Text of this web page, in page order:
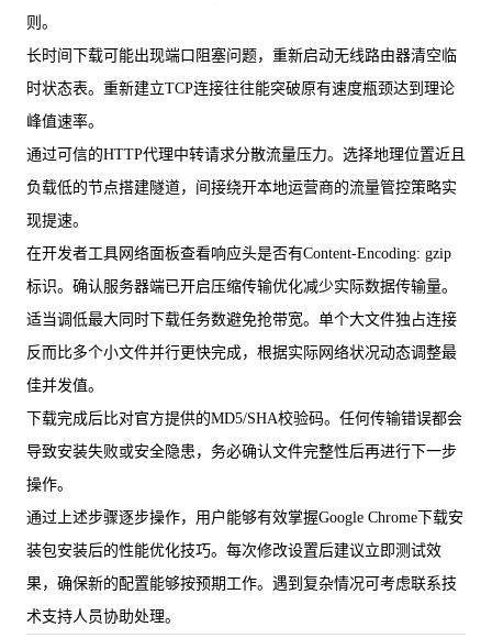
则。
长时间下载可能出现端口阻塞问题，重新启动无线路由器清空临
时状态表。重新建立TCP连接往往能突破原有速度瓶颈达到理论
峰值速率。
通过可信的HTTP代理中转请求分散流量压力。选择地理位置近且
负载低的节点搭建隧道，间接绕开本地运营商的流量管控策略实
现提速。
在开发者工具网络面板查看响应头是否有Content-Encoding: gzip
标识。确认服务器端已开启压缩传输优化减少实际数据传输量。
适当调低最大同时下载任务数避免抢带宽。单个大文件独占连接
反而比多个小文件并行更快完成，根据实际网络状况动态调整最
佳并发值。
下载完成后比对官方提供的MD5/SHA校验码。任何传输错误都会
导致安装失败或安全隐患，务必确认文件完整性后再进行下一步
操作。
通过上述步骤逐步操作，用户能够有效掌握Google Chrome下载安
装包安装后的性能优化技巧。每次修改设置后建议立即测试效
果，确保新的配置能够按预期工作。遇到复杂情况可考虑联系技
术支持人员协助处理。